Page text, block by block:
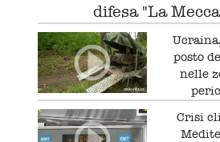
difesa "La
posto
nelle
Crisi